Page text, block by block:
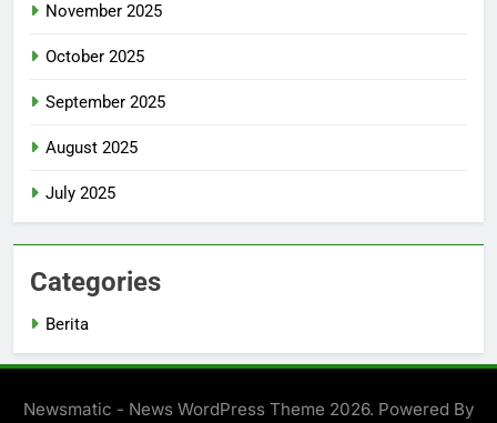
November 2025
October 2025
September 2025
August 2025
July 2025
Categories
Berita
Newsmatic - News WordPress Theme 2026. Powered By